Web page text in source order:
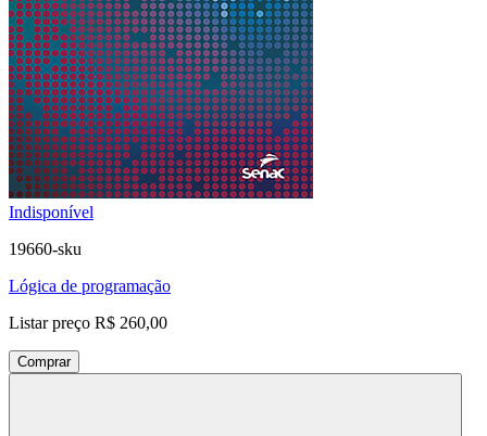
Indisponível
19660-sku
Lógica de programação
Listar preço R$ 260,00
Comprar